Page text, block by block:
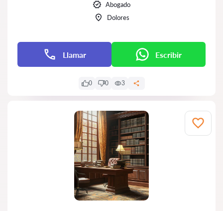
Abogado
Dolores
Llamar Escribir
0 0 3